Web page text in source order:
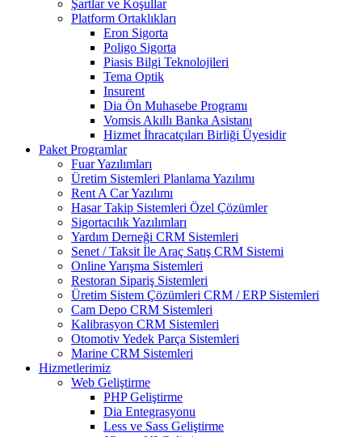
Şartlar ve Koşullar
Platform Ortaklıkları
Eron Sigorta
Poligo Sigorta
Piasis Bilgi Teknolojileri
Tema Optik
Insurent
Dia Ön Muhasebe Programı
Vomsis Akıllı Banka Asistanı
Hizmet İhracatçıları Birliği Üyesidir
Paket Programlar
Fuar Yazılımları
Üretim Sistemleri Planlama Yazılımı
Rent A Car Yazılımı
Hasar Takip Sistemleri Özel Çözümler
Sigortacılık Yazılımları
Yardım Derneği CRM Sistemleri
Senet / Taksit İle Araç Satış CRM Sistemi
Online Yarışma Sistemleri
Restoran Sipariş Sistemleri
Üretim Sistem Çözümleri CRM / ERP Sistemleri
Cam Depo CRM Sistemleri
Kalibrasyon CRM Sistemleri
Otomotiv Yedek Parça Sistemleri
Marine CRM Sistemleri
Hizmetlerimiz
Web Geliştirme
PHP Geliştirme
Dia Entegrasyonu
Less ve Sass Geliştirme